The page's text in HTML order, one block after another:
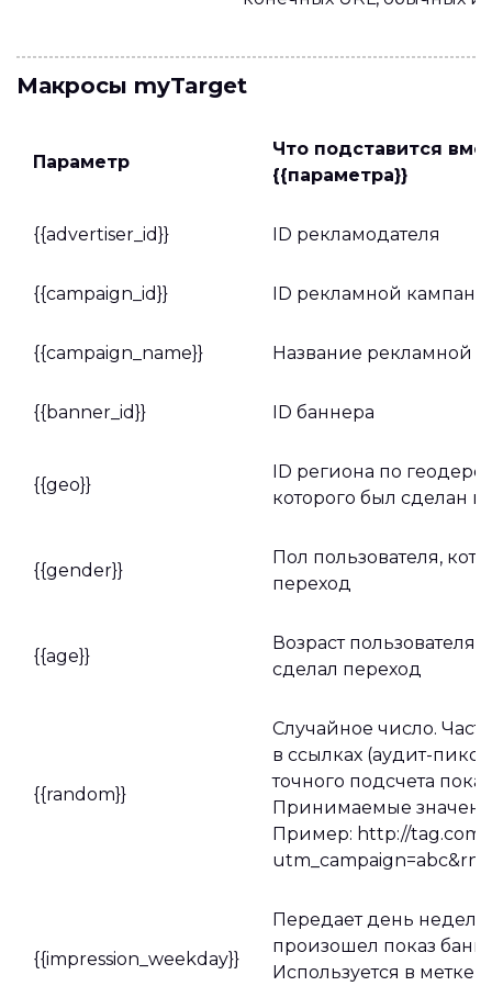
Макросы myTarget
Параметр
Что подставится
{{параметра}}
{{advertiser_id}} ID рекламодателя
{{campaign_id}} ID рекламной
{{campaign_name}} Название рекламной
{{banner_id}} ID баннера
{{geo}}
ID региона по
которого был сделан
{{gender}}
Пол пользователя,
переход
{{age}}
Возраст пользователя,
сделал переход
{{random}}
Случайное число.
в ссылках (аудит-
точного подсчета
Принимаемые
Пример: http://tag.com?
{{impression_weekday}}
Передает день
произошел показ
Используется в метке